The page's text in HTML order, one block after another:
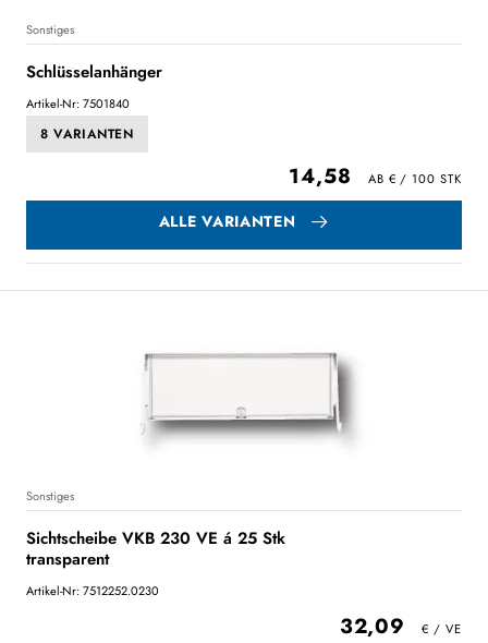
Sonstiges
Schlüsselanhänger
Artikel-Nr: 7501840
8 VARIANTEN
14,58
ALLE VARIANTEN
Sonstiges
Sichtscheibe VKB 230 VE á 25 Stk
transparent
Artikel-Nr: 7512252.0230
32,09